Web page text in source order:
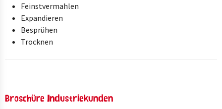
Feinstvermahlen
Expandieren
Besprühen
Trocknen
Broschüre Industriekunden